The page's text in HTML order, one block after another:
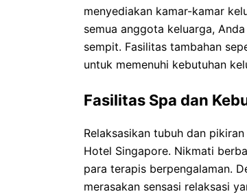
menyediakan kamar-kamar
semua anggota keluarga,
sempit. Fasilitas tambahan
untuk memenuhi kebutuhan
Fasilitas Spa dan
Relaksasikan tubuh dan
Hotel Singapore. Nikmati
para terapis berpengalaman.
merasakan sensasi relaksasi